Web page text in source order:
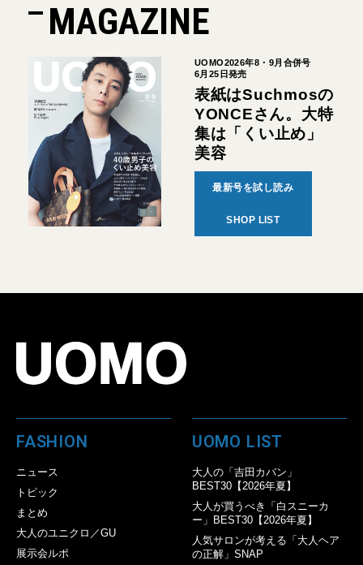
MAGAZINE
UOMO2026年8・9月合併号
6月25日発売
表紙はSuchmosの
YONCEさん。大特
集は「くい止め」
美容
最新号を試し読み
SHOP LIST
FASHION
ニュース
トピック
まとめ
大人のユニクロ／GU
展示会ルポ
UOMO LIST
大人の「吉田カバン」
BEST30【2026年夏】
大人が買うべき「白スニーカ
ー」BEST30【2026年夏】
人気サロンが考える「大人ヘア
の正解」SNAP